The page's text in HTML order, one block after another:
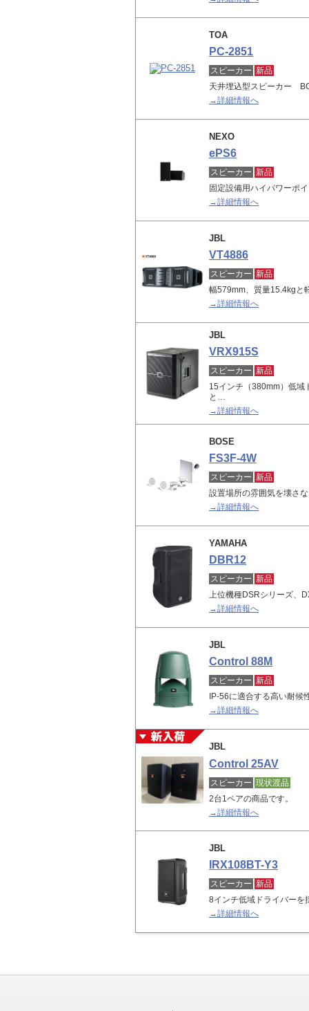
TOA
PC-2851
スピーカー 新品
天井埋込型スピーカー
→詳細情報へ
NEXO
ePS6
スピーカー 新品
固定設備用ハイパワーポ
→詳細情報へ
JBL
VT4886
スピーカー 新品
幅579mm、質量15.4kgと
→詳細情報へ
JBL
VRX915S
スピーカー 新品
15インチ（380mm）低域
と…
→詳細情報へ
BOSE
FS3F-4W
スピーカー 新品
設置場所の雰囲気を壊さ
→詳細情報へ
YAMAHA
DBR12
スピーカー 新品
上位機種DSRシリーズ、
→詳細情報へ
JBL
Control 88M
スピーカー 新品
IP-56に適合する高い耐候
→詳細情報へ
JBL
Control 25AV
スピーカー 現状渡品
2台1ペアの商品です。
→詳細情報へ
JBL
IRX108BT-Y3
スピーカー 新品
8インチ低域ドライバー
→詳細情報へ